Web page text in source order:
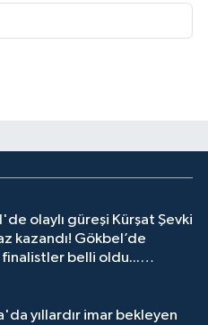
olaylı güreşi Kürşat Şevki
kazandı! Gökbel’de
belli oldu...
yıllardır imar bekleyen